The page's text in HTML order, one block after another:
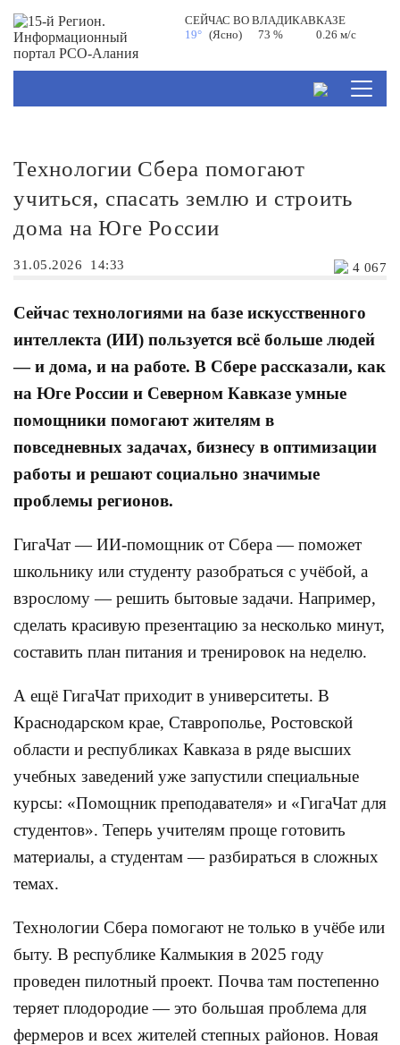
СЕЙЧАС ВОВЛАДИКАВКАЗЕ
19° (Ясно) 73 % 0.26 м/с
Технологии Сбера помогают
учиться, спасать землю и строить
дома на Юге России
31.05.2026 14:33 4 067
Сейчас технологиями на базе искусственного
интеллекта (ИИ) пользуется всё больше людей
— и дома, и на работе. В Сбере рассказали, как
на Юге России и Северном Кавказе умные
помощники помогают жителям в
повседневных задачах, бизнесу в оптимизации
работы и решают социально значимые
проблемы регионов.
ГигаЧат — ИИ-помощник от Сбера — поможет
школьнику или студенту разобраться с учёбой, а
взрослому — решить бытовые задачи. Например,
сделать красивую презентацию за несколько минут,
составить план питания и тренировок на неделю.
А ещё ГигаЧат приходит в университеты. В
Краснодарском крае, Ставрополье, Ростовской
области и республиках Кавказа в ряде высших
учебных заведений уже запустили специальные
курсы: «Помощник преподавателя» и «ГигаЧат для
студентов». Теперь учителям проще готовить
материалы, а студентам — разбираться в сложных
темах.
Технологии Сбера помогают не только в учёбе или
быту. В республике Калмыкия в 2025 году
проведен пилотный проект. Почва там постепенно
теряет плодородие — это большая проблема для
фермеров и всех жителей степных районов. Новая